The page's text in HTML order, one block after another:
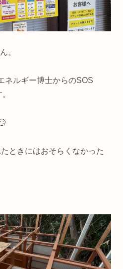
。
ネルギー博士からのSOS
ときにはおそらくなかった